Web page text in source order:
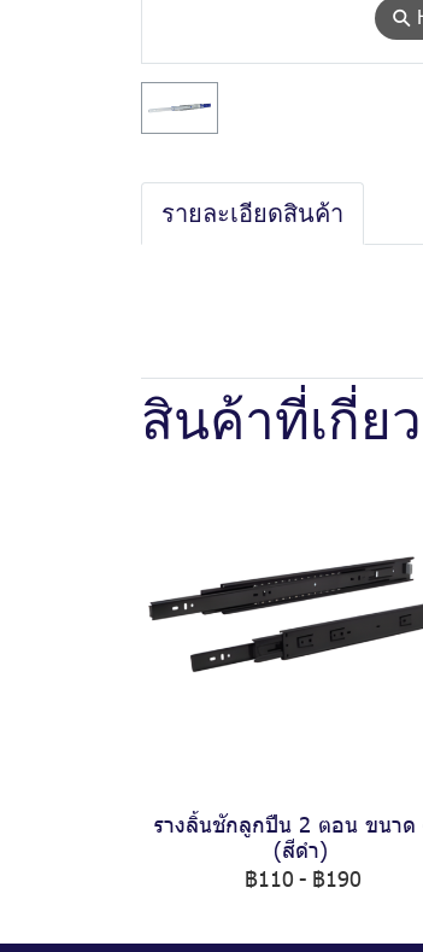
⚲
รายละเอียดสินค้า
สินค้าที่เกี่ย
รางลิ้นชักลูกปืน 2 ตอน ขนาด
(สีดำ)
฿110 - ฿190